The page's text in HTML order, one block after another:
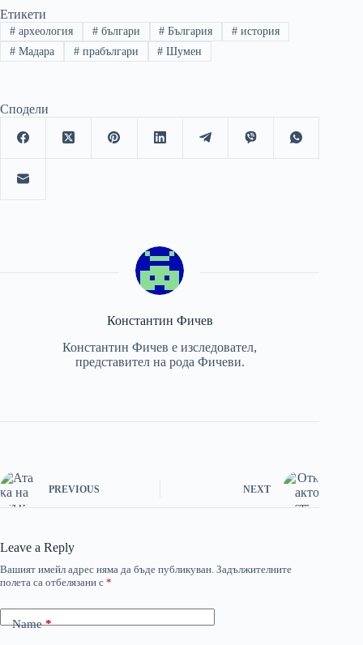
Етикети
#археология #българи # България # история
#Мадара #прабългари # Шумен
Сподели
Константин Фичев
Константин Фичев е изследовател,
представител на рода Фичеви.
PREVIOUS NEXT
Leave a Reply
Вашият имейл адрес няма да бъде публикуван. Задължителните
полета са отбелязани с *
Name*